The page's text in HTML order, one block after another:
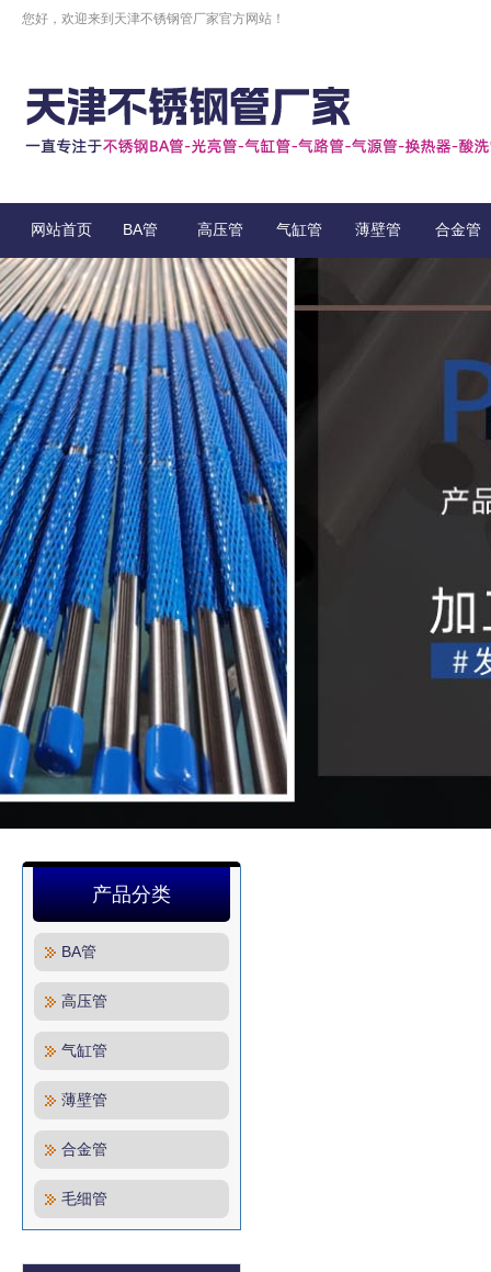
您好，欢迎来到天津不锈钢管厂家官方网站！
网站首页 BA管 高压管 气缸管 薄壁管 合金管
产品分类
BA管
高压管
气缸管
薄壁管
合金管
毛细管